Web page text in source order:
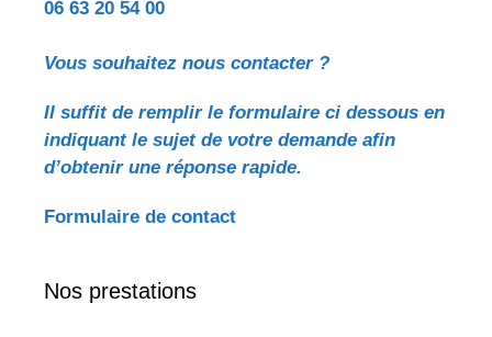
06 63 20 54 00
Vous souhaitez nous contacter ?
Il suffit de remplir le formulaire ci dessous en
indiquant le sujet de votre demande afin
d’obtenir une réponse rapide.
Formulaire de contact
Nos prestations